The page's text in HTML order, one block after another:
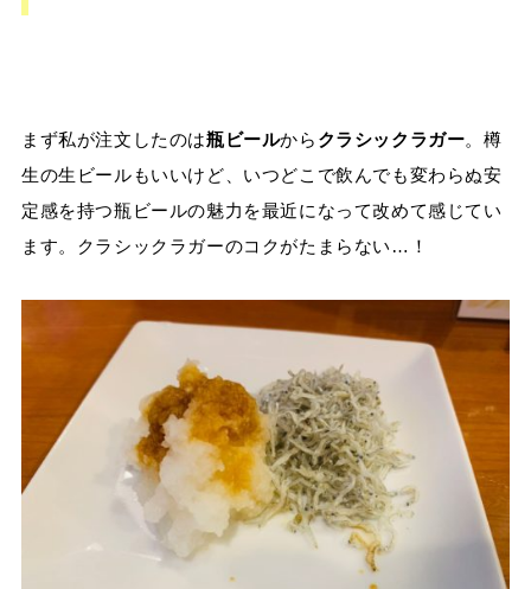
まず私が注文したのは瓶ビールから クラシックラガー。樽
生の生ビールもいいけど、いつどこで飲んでも変わらぬ安
定感を持つ瓶ビールの魅力を最近になって改めて感じてい
ます。クラシックラガーのコクがたまらない…！